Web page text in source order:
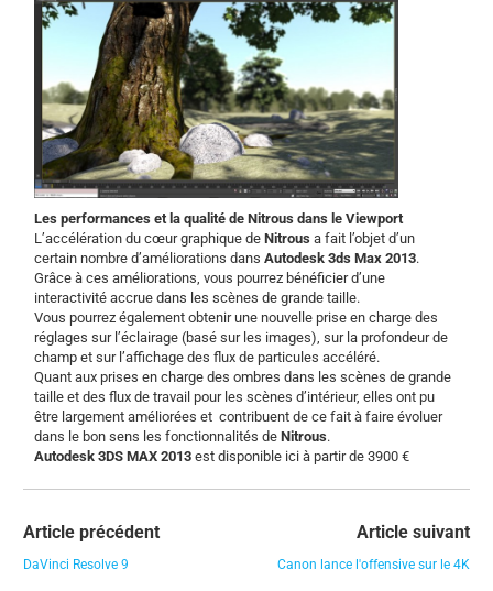
Les performances et la qualité de Nitrous dans le Viewport
L’accélération du cœur graphique deNitrous a fait l’objet d’un
certain nombre d’améliorations dansAutodesk 3ds Max 2013.
Grâce à ces améliorations, vous pourrez bénéficier d’une
interactivité accrue dans les scènes de grande taille.
Vous pourrez également obtenir une nouvelle prise en charge des
réglages sur l’éclairage (basé sur les images), sur la profondeur de
champ et sur l’affichage des flux de particules accéléré.
Quant aux prises en charge des ombres dans les scènes de grande
taille et des flux de travail pour les scènes d’intérieur, elles ont pu
être largement améliorées et contribuent de ce fait à faire évoluer
dans le bon sens les fonctionnalités deNitrous.
Autodesk 3DS MAX 2013 est disponible ici à partir de 3900 €
Article précédent
DaVinci Resolve 9
Article suivant
Canon lance l'offensive sur le 4K